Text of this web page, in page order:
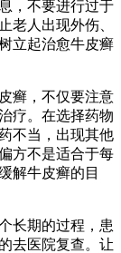
，不要进行过于
老人出现外伤、
立起治愈牛皮癣
癣，不仅要注意
疗。在选择药物
不当，出现其他
方不是适合于每
解牛皮癣的目
长期的过程，患
去医院复查。让